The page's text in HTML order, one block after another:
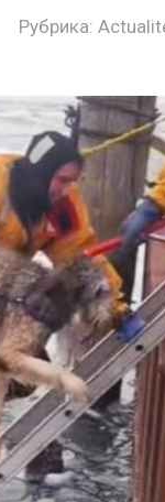
Рубрика: